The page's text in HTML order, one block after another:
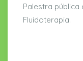
Palestra
Fluidoterapia.